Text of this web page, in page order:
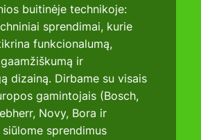
buitinėje technikoje:
sprendimai, kurie
funkcionalumą,
ir
dizainą. Dirbame su visais
gamintojais (Bosch,
Novy, Bora ir
siūlome sprendimus